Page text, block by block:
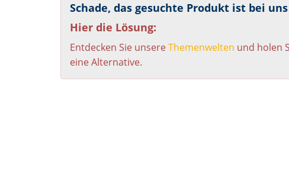
Schade, das gesuchte Produkt ist bei
Hier die Lösung:
Entdecken Sie unsereThemenwelten und holen
eine Alternative.